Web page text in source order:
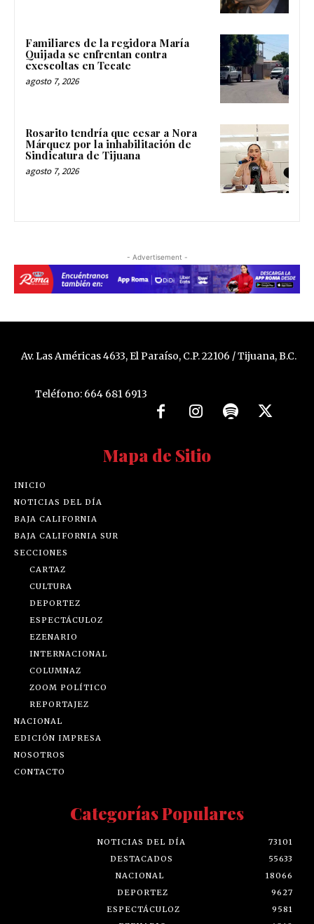
Familiares de la regidora María
Quijada se enfrentan contra
exescoltas en Tecate
agosto 7, 2026
Rosarito tendría que cesar a Nora
Márquez por la inhabilitación de
Sindicatura de Tijuana
agosto 7, 2026
- Advertisement -
Av. Las Américas 4633, El Paraíso, C.P. 22106 / Tijuana, B.C.
Teléfono: 664 681 6913
Mapa de Sitio
INICIO
NOTICIAS DEL DÍA
BAJA CALIFORNIA
BAJA CALIFORNIA SUR
SECCIONES
CARTAZ
CULTURA
DEPORTEZ
ESPECTÁCULOZ
EZENARIO
INTERNACIONAL
COLUMNAZ
ZOOM POLÍTICO
REPORTAJEZ
NACIONAL
EDICIÓN IMPRESA
NOSOTROS
CONTACTO
Categorías Populares
NOTICIAS DEL DÍA
73101
DESTACADOS
55633
NACIONAL
18066
DEPORTEZ
9627
ESPECTÁCULOZ
9581